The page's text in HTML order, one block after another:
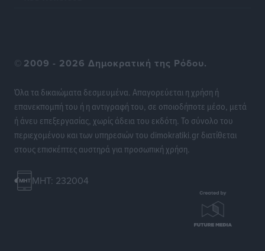
© 2009 - 2026 Δημοκρατική της Ρόδου.
Όλα τα δικαιώματα δεσμευμένα. Απαγορεύεται η χρήση ή
επανεκπομπή του ή η αντιγραφή του, σε οποιοδήποτε μέσο, μετά
ή άνευ επεξεργασίας, χωρίς άδεια του εκδότη. Το σύνολο του
περιεχομένου και των υπηρεσιών του dimokratiki.gr διατίθεται
στους επισκέπτες αυστηρά για προσωπική χρήση.
MHT: 232004